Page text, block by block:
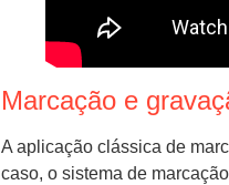
Marcação e
A aplicação clássica de
caso, o sistema de